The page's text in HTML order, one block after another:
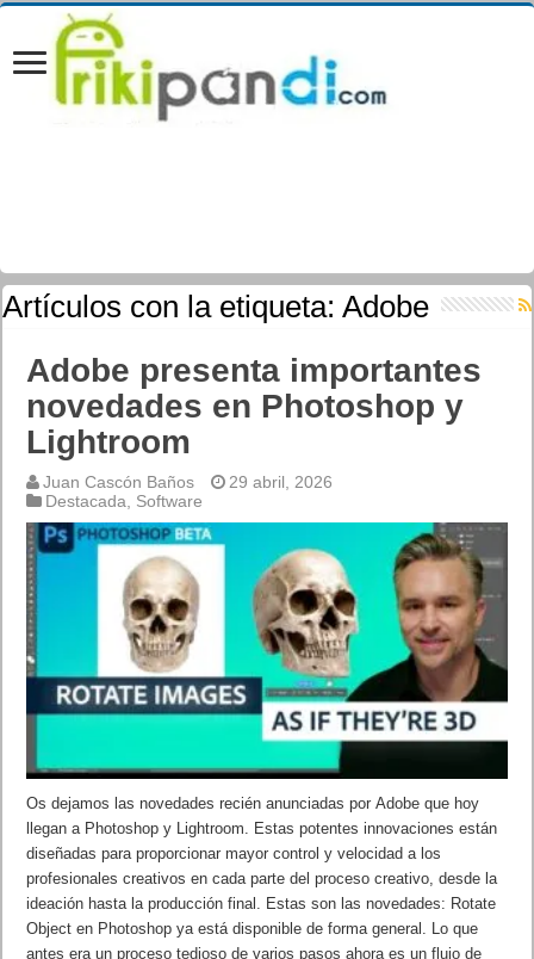
Artículos con la etiqueta:Adobe
Adobe presenta importantes
novedades en Photoshop y
Lightroom
Juan Cascón Baños
29 abril, 2026
Destacada
Software
Os dejamos las novedades recién anunciadas por Adobe que hoy
llegan a Photoshop y Lightroom. Estas potentes innovaciones están
diseñadas para proporcionar mayor control y velocidad a los
profesionales creativos en cada parte del proceso creativo, desde la
ideación hasta la producción final. Estas son las novedades: Rotate
Object en Photoshop ya está disponible de forma general. Lo que
antes era un proceso tedioso de varios pasos ahora es un flujo de